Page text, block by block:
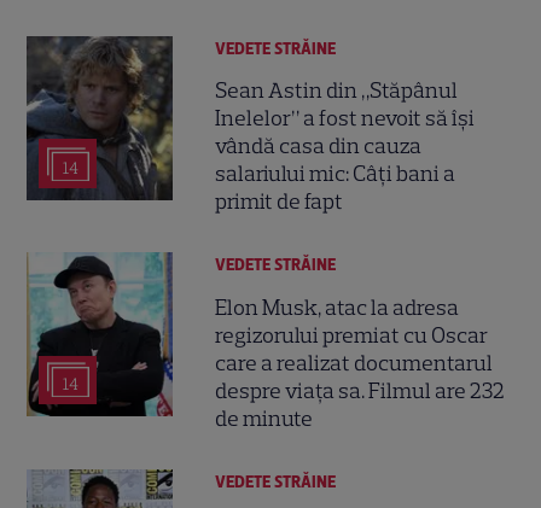
14
VEDETE STRĂINE
Sean Astin din „Stăpânul
Inelelor” a fost nevoit să își
vândă casa din cauza
salariului mic: Câți bani a
primit de fapt
14
VEDETE STRĂINE
Elon Musk, atac la adresa
regizorului premiat cu Oscar
care a realizat documentarul
despre viața sa. Filmul are 232
de minute
VEDETE STRĂINE